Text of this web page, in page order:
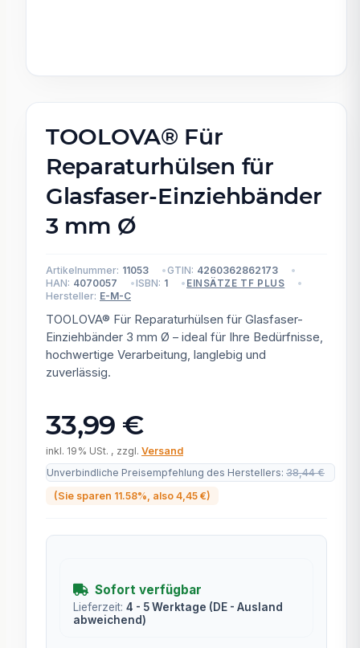
TOOLOVA® Für
Reparaturhülsen für
Glasfaser-Einziehbänder
3 mm Ø
Artikelnummer: 11053 GTIN: 4260362862173
HAN: 4070057 ISBN: 1 EINSÄTZE TF PLUS
Hersteller: E-M-C
TOOLOVA® Für Reparaturhülsen für Glasfaser-
Einziehbänder 3 mm Ø – ideal für Ihre Bedürfnisse,
hochwertige Verarbeitung, langlebig und
zuverlässig.
33,99 €
inkl. 19% USt. , zzgl. Versand
Unverbindliche Preisempfehlung des Herstellers: 38,44 €
(Sie sparen 11.58%, also 4,45 €)
Sofort verfügbar
Lieferzeit: 4 - 5 Werktage (DE - Ausland
abweichend)